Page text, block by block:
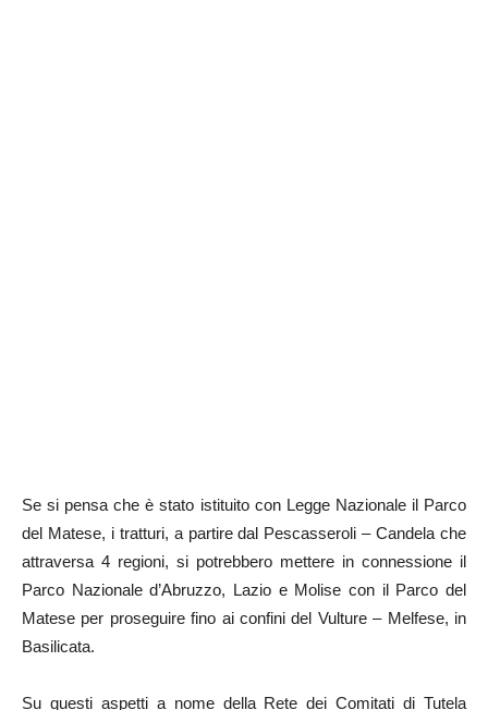
Se si pensa che è stato istituito con Legge Nazionale il Parco
del Matese, i tratturi, a partire dal Pescasseroli – Candela che
attraversa 4 regioni, si potrebbero mettere in connessione il
Parco Nazionale d’Abruzzo, Lazio e Molise con il Parco del
Matese per proseguire fino ai confini del Vulture – Melfese, in
Basilicata.
Su questi aspetti a nome della Rete dei Comitati di Tutela